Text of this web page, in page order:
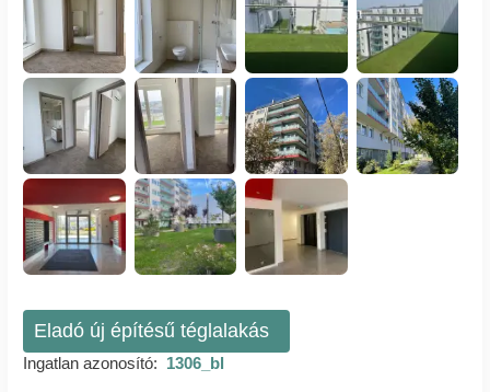
Eladó új építésű téglalakás
Ingatlan azonosító: 1306_bl